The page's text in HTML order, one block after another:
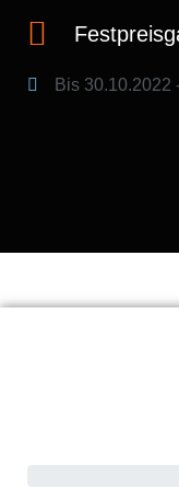
Bis 30.10.2022